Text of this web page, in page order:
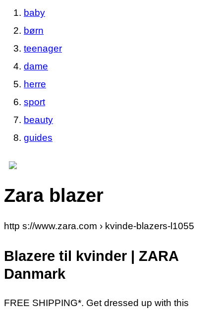
baby
børn
teenager
dame
herre
sport
beauty
guides
Zara blazer
http s://www.zara.com › kvinde-blazers-l1055
Blazere til kvinder | ZARA
Danmark
FREE SHIPPING*. Get dressed up with this